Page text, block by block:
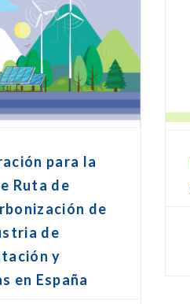
para la
Ruta de
de
de
y
en España